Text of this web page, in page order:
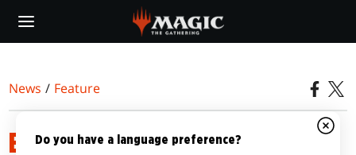
main
News / Feature
BLICK IN DIE ZUKUNFT MIT
Do you have a language preference?